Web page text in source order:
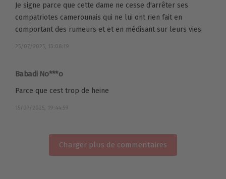
Je signe parce que cette dame ne cesse d'arrêter ses
compatriotes camerounais qui ne lui ont rien fait en
comportant des rumeurs et et en médisant sur leurs vies
25/07/2025, 13:08:19
Babadi No***o
Parce que cest trop de heine
15/07/2025, 19:44:59
Charger plus de commentaires